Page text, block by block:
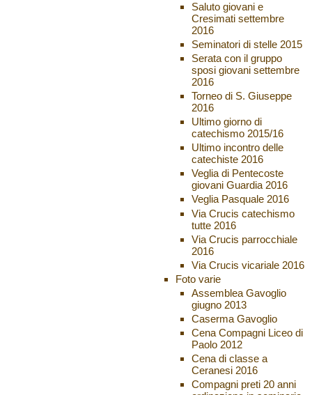
Saluto giovani e
Cresimati settembre
2016
Seminatori di stelle 2015
Serata con il gruppo
sposi giovani settembre
2016
Torneo di S. Giuseppe
2016
Ultimo giorno di
catechismo 2015/16
Ultimo incontro delle
catechiste 2016
Veglia di Pentecoste
giovani Guardia 2016
Veglia Pasquale 2016
Via Crucis catechismo
tutte 2016
Via Crucis parrocchiale
2016
Via Crucis vicariale 2016
Foto varie
Assemblea Gavoglio
giugno 2013
Caserma Gavoglio
Cena Compagni Liceo di
Paolo 2012
Cena di classe a
Ceranesi 2016
Compagni preti 20 anni